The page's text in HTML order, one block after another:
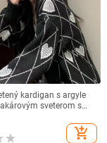
kardigan s argyle
sveterom s
kabát v štýle Love
zima 2021, vintageadd_shopping_cart